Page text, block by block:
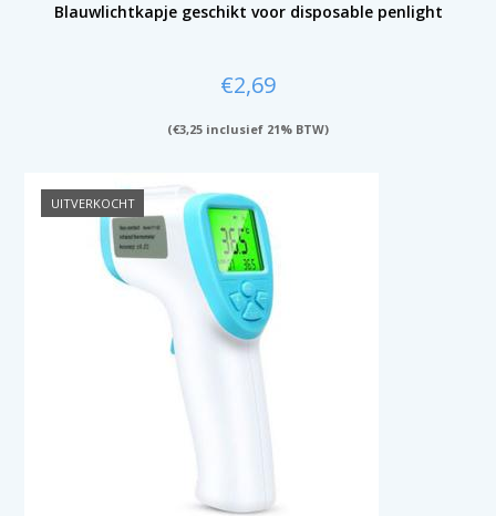
Blauwlichtkapje geschikt voor disposable penlight
€2,69
(€3,25 inclusief 21% BTW)
UITVERKOCHT